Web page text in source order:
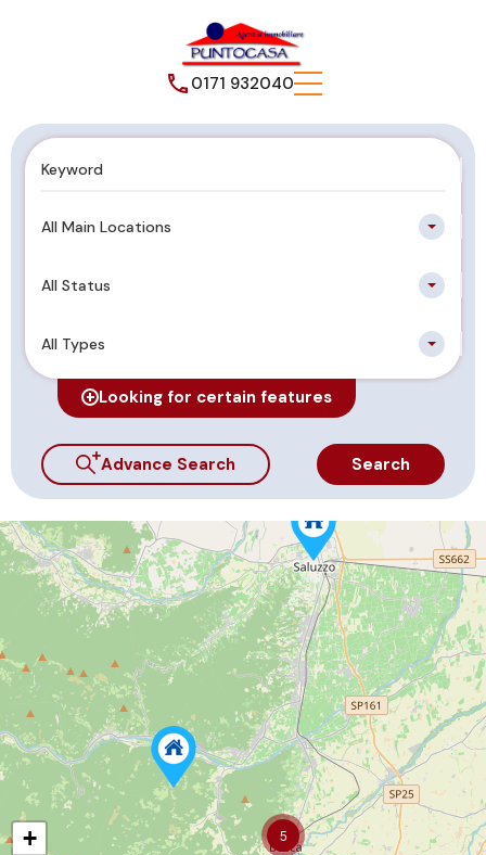
0171 932040
All Main Locations
All Status
All Types
Looking for certain features
Advance Search Search
5
+